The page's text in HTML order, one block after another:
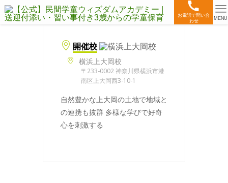
お電話で問い合
わせ
MENU
開催校
横浜上大岡校
〒233-0002 神奈川県横浜市港
南区上大岡西3-10-1
自然豊かな上大岡の土地で地域と
の連携も抜群 多様な学びで好奇
心を刺激する